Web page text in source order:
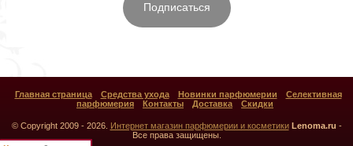
Подписаться
Главная страница Средства ухода Новинки парфюмерии
Селективная
парфюмерия
Контакты Доставка Скидки
© Copyright 2009 - 2026. Интернет магазин парфюмерии и косметики Lenoma.ru -
Все права защищены.